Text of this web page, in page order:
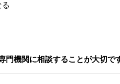
門機関に相談することが大切で